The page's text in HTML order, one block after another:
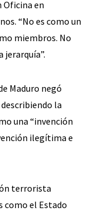
Oficina en
“No es como un
miembros. No
jerarquía”.
Maduro negó
la
una “invención
ilegítima e
terrorista
como el Estado